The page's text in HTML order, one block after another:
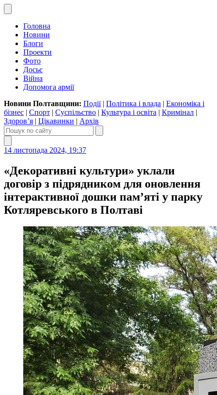
Головна
Новини
Блоги
Проекти
Фото
Досьє
Війна
Допомога армії
Новини Полтавщини: Події| Політика і влада | Економіка і
бізнес | Спорт | Суспільство | Культура і освіта | Кримінал |
Здоров’я | Цікавинки | Архів
14 листопада 2024, 19:37
«Декоративні культури» уклали
договір з підрядником для оновлення
інтерактивної дошки пам’яті у парку
Котляревського в Полтаві